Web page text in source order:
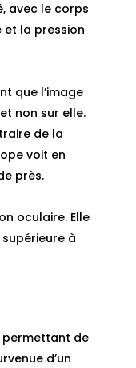
avec le corps
et la pression
que l’image
non sur elle.
de la
voit en
près.
oculaire. Elle
à
permettant de
d’un